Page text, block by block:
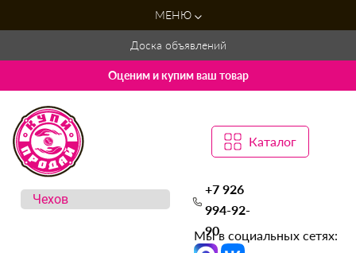
МЕНЮ
Доска объявлений
Оценим и купим ваш товар
Каталог
+7 926
994-92-
90
Мы в социальных сетях: